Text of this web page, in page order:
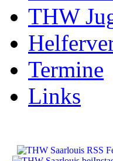
THW
Termine
Links